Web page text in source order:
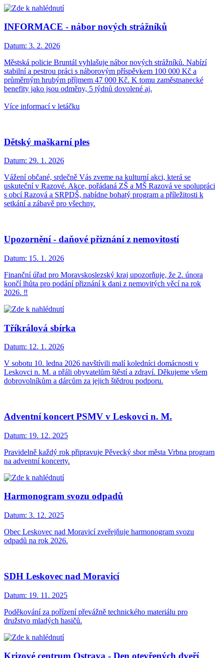
INFORMACE - nábor nových strážníků
Datum: 3. 2. 2026
Městská policie Bruntál vyhlašuje nábor nových strážníků. Nabízí
stabilní a pestrou práci s náborovým příspěvkem 100 000 Kč a
průměrným hrubým příjmem 47 000 Kč. K tomu zaměstnanecké
benefity jako jsou odměny, 5 týdnů dovolené aj.
Více informací v letáčku
Dětský maškarní ples
Datum: 29. 1. 2026
Vážení občané, srdečně Vás zveme na kulturní akci, která se
uskuteční v Razové. Akce, pořádaná ZŠ a MŠ Razová ve spolupráci
s obcí Razová a SRPDŠ, nabídne bohatý program a příležitosti k
setkání a zábavě pro všechny.
Upozornění - daňové přiznání z nemovitostí
Datum: 15. 1. 2026
Finanční úřad pro Moravskoslezský kraj upozorňuje, že 2. února
končí lhůta pro podání přiznání k dani z nemovitých věcí na rok
2026. ‼️
Tříkrálová sbírka
Datum: 12. 1. 2026
V sobotu 10. ledna 2026 navštívili malí koledníci domácnosti v
Leskovci n. M. a přáli obyvatelům štěstí a zdraví. Děkujeme všem
dobrovolníkům a dárcům za jejich štědrou podporu.
Adventní koncert PSMV v Leskovci n. M.
Datum: 19. 12. 2025
Pravidelně každý rok připravuje Pěvecký sbor města Vrbna program
na adventní koncerty.
Harmonogram svozu odpadů
Datum: 3. 12. 2025
Obec Leskovec nad Moravicí zveřejňuje harmonogram svozu
odpadů na rok 2026.
SDH Leskovec nad Moravicí
Datum: 19. 11. 2025
Poděkování za pořízení převážně technického materiálu pro
družstvo mladých hasičů.